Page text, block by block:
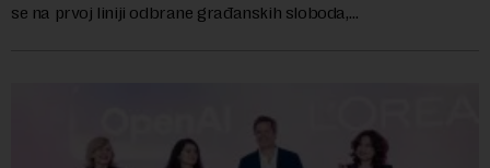
se na prvoj liniji odbrane građanskih sloboda,